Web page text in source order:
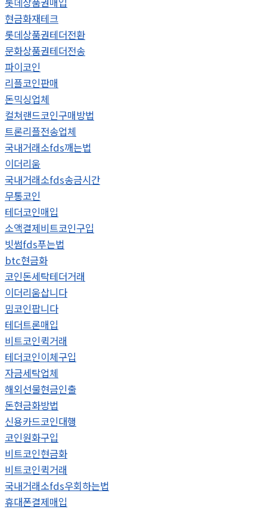
현금화재테크
롯데상품권테더전환
문화상품권테더전송
파이코인
리플코인판매
돈믹싱업체
컬쳐랜드코인구매방법
트론리플전송업체
국내거래소fds깨는법
이더리움
국내거래소fds송금시간
무통코인
테더코인매입
소액결제비트코인구입
빗썸fds푸는법
btc현금화
코인돈세탁테더거래
이더리움삽니다
밈코인팝니다
테더트론매입
비트코인퀵거래
테더코인이체구입
자금세탁업체
해외선물현금인출
돈현금화방법
신용카드코인대행
코인원화구입
비트코인현금화
비트코인퀵거래
국내거래소fds우회하는법
휴대폰결제매입